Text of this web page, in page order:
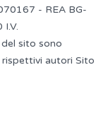
- REA BG-
sito sono
autori Sito